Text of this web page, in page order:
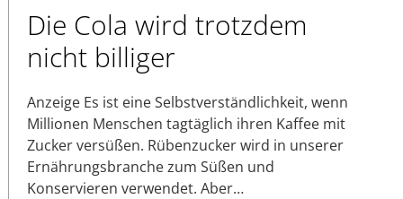
Die Cola wird trotzdem
nicht billiger
Anzeige Es ist eine Selbstverständlichkeit, wenn
Millionen Menschen tagtäglich ihren Kaffee mit
Zucker versüßen. Rübenzucker wird in unserer
Ernährungsbranche zum Süßen und
Konservieren verwendet. Aber…